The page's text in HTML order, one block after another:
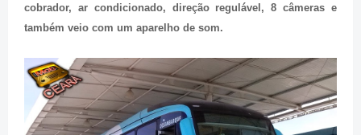
cobrador, ar condicionado, direção regulável, 8 câmeras e
também veio com um aparelho de som.